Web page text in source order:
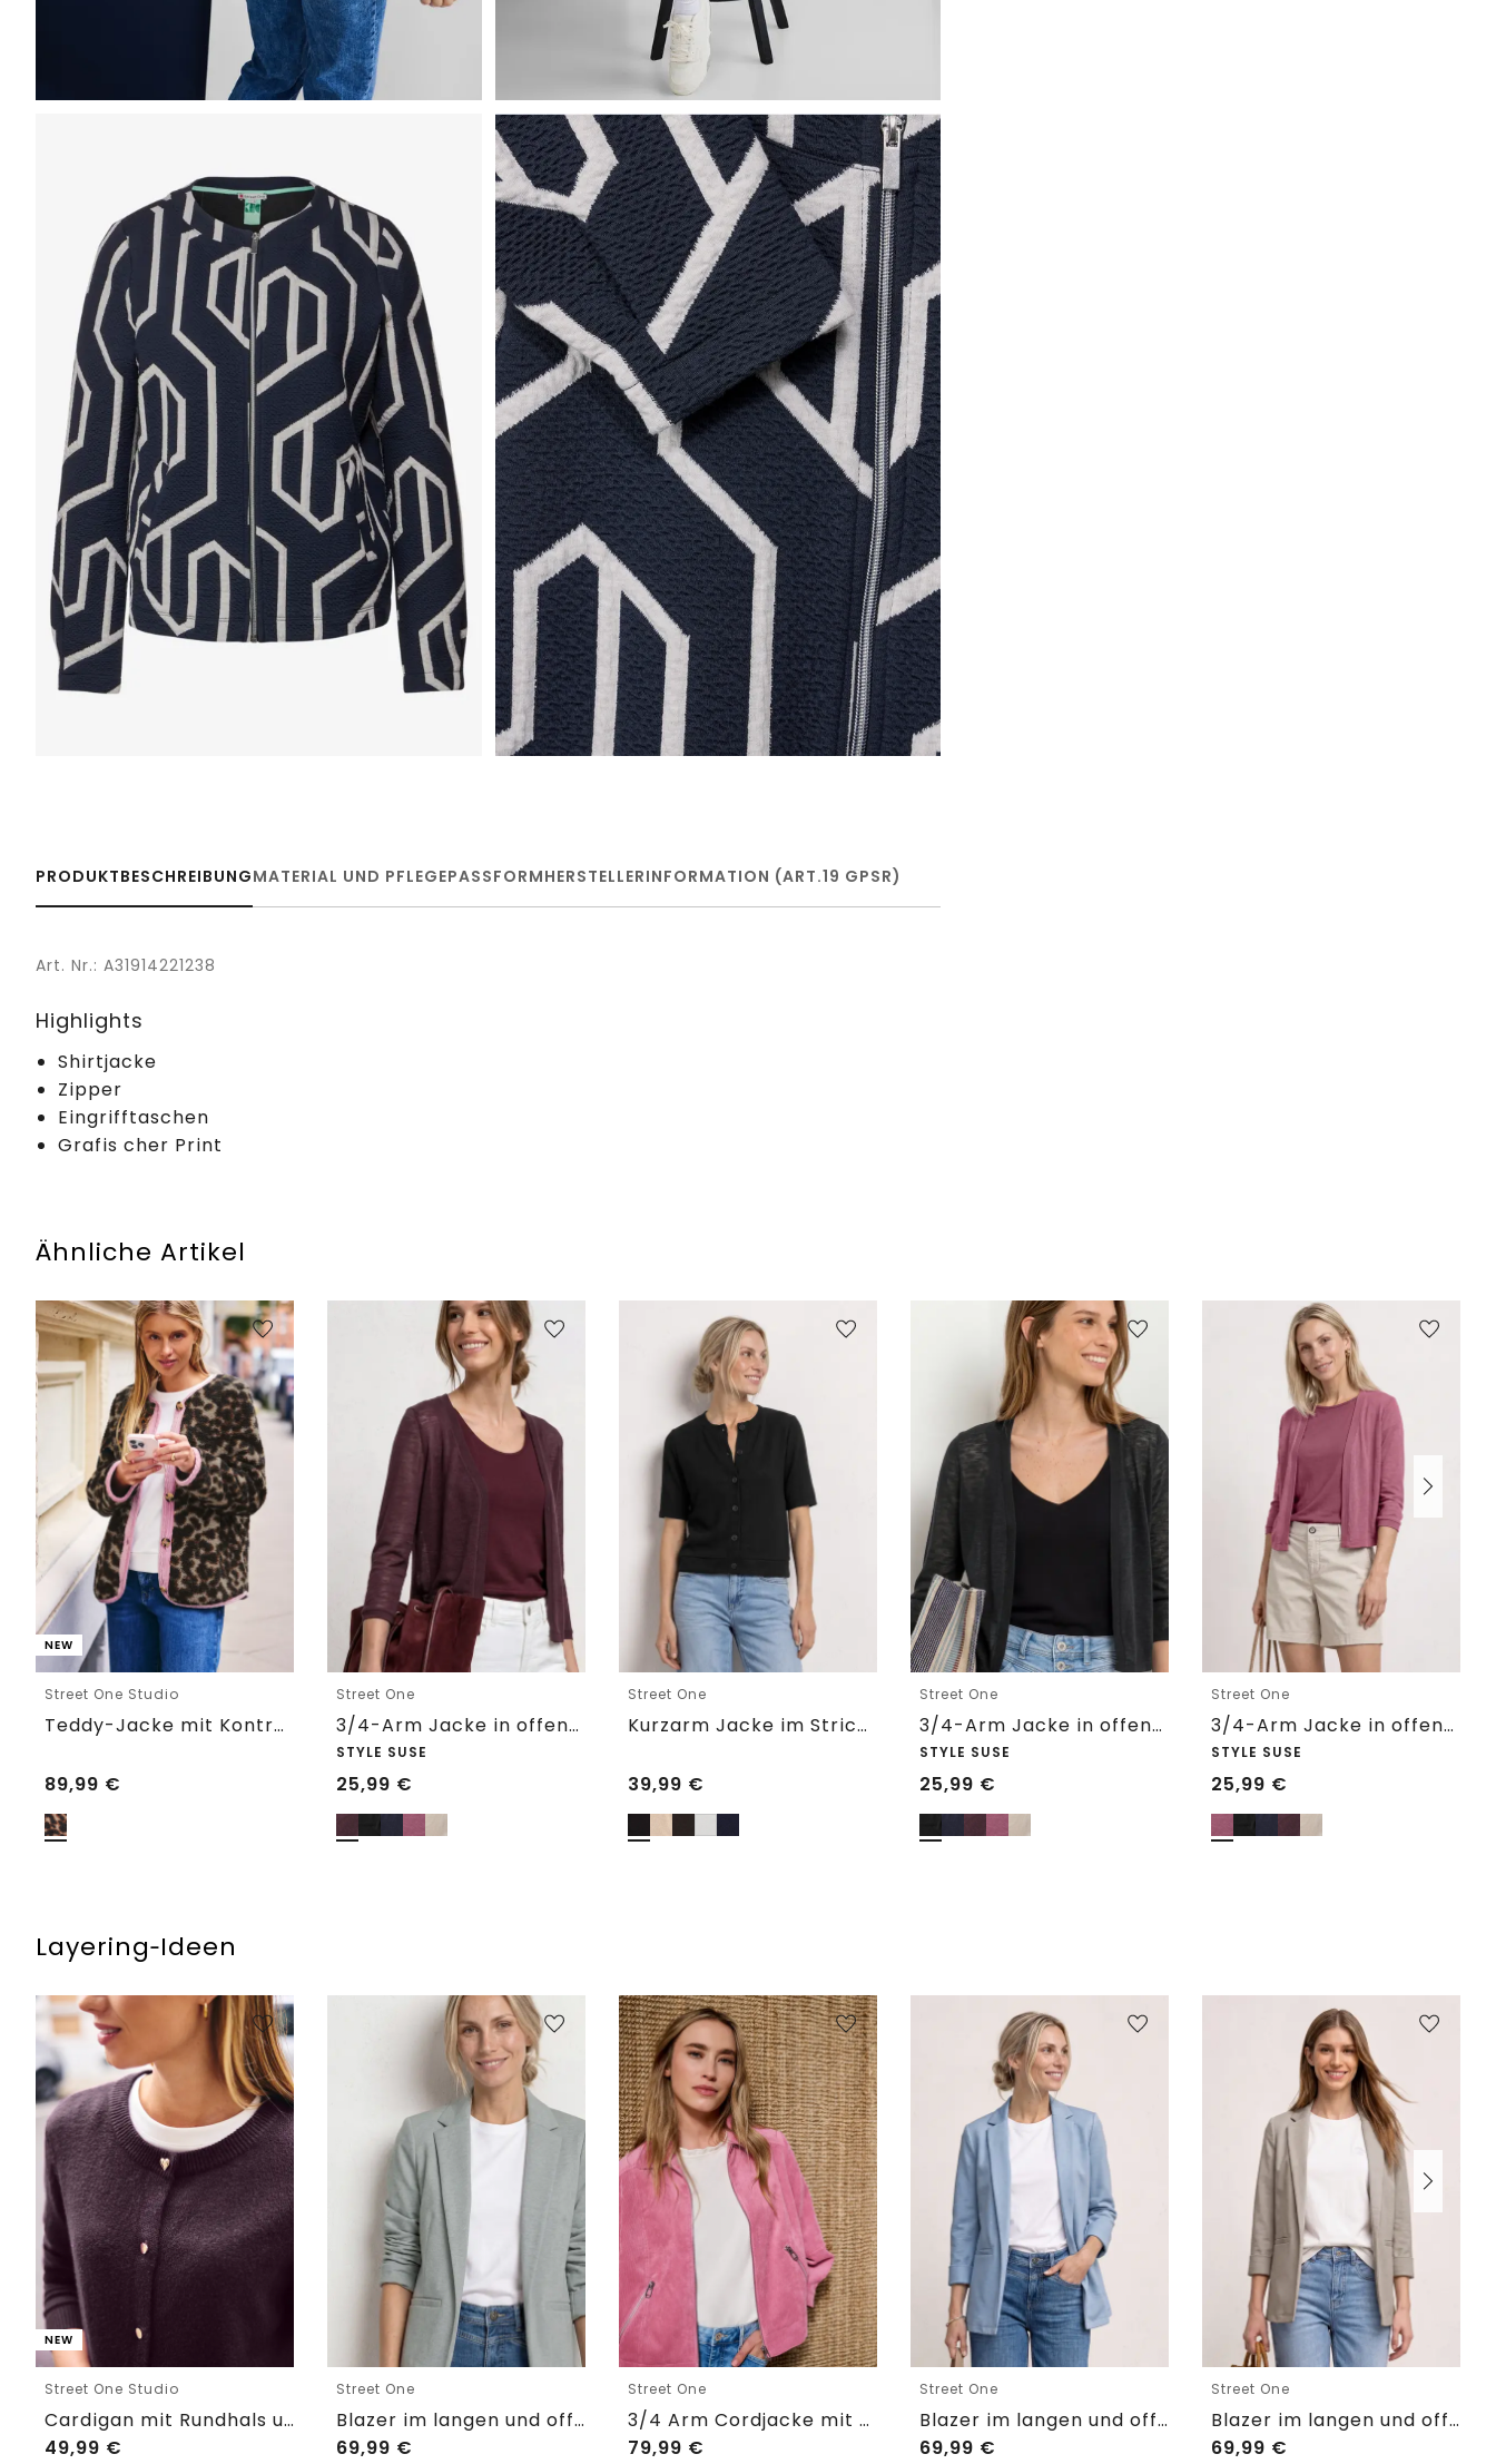
PRODUKTBESCHREIBUNGMATERIAL UND PFLEGEPASSFORMHERSTELLERINFORMATION (ART.19 GPSR)
Art. Nr.: A31914221238
Highlights
Shirtjacke
Zipper
Eingrifftaschen
Grafis cher Print
Ähnliche Artikel
NEW
Street One Studio
Teddy-Jacke mit Kontrastdetail
89,99 €
Street One
3/4-Arm Jacke in offener Passform
STYLE SUSE
25,99 €
Street One
Kurzarm Jacke im Strick-Look
39,99 €
Street One
3/4-Arm Jacke in offener Passform
STYLE SUSE
25,99 €
Street One
3/4-Arm Jacke in offener Passform
STYLE SUSE
25,99 €
Layering‑Ideen
NEW
Street One Studio
Cardigan mit Rundhals und Knöpfen
49,99 €
Street One
Blazer im langen und offenen Schnitt
69,99 €
Street One
3/4 Arm Cordjacke mit Hemdkragen
79,99 €
Street One
Blazer im langen und offenen Schnitt
69,99 €
Street One
Blazer im langen und offenen Schnitt
69,99 €